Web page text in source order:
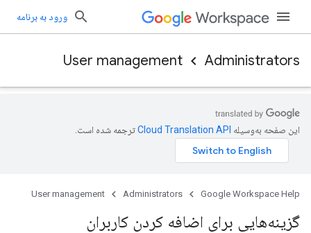
ورود به برنامه
Administrators
User management
این صفحه به‌وسیله ترجمه شده است.
Google Workspace Help
Administrators
User management
گزینه‌هایی برای اضافه کردن کاربران